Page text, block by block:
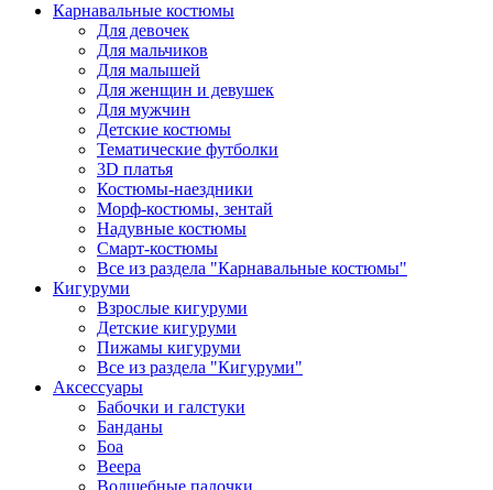
Карнавальные костюмы
Для девочек
Для мальчиков
Для малышей
Для женщин и девушек
Для мужчин
Детские костюмы
Тематические футболки
3D платья
Костюмы-наездники
Морф-костюмы, зентай
Надувные костюмы
Смарт-костюмы
Все из раздела "Карнавальные костюмы"
Кигуруми
Взрослые кигуруми
Детские кигуруми
Пижамы кигуруми
Все из раздела "Кигуруми"
Аксессуары
Бабочки и галстуки
Банданы
Боа
Веера
Волшебные палочки